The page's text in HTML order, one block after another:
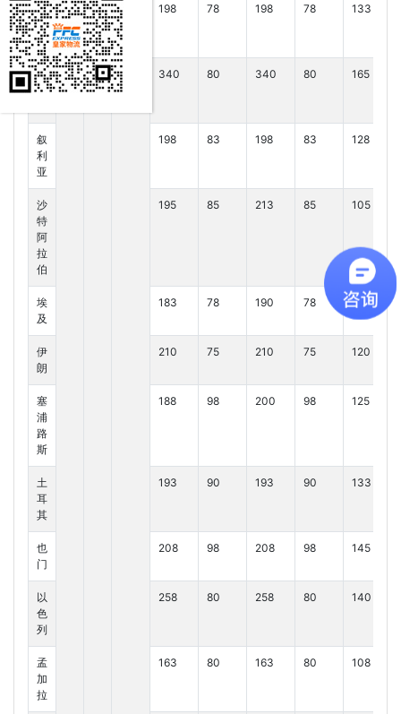
黎
巴
嫩
198 78 198 78 133
伊
拉
340 80 340 80 165
叙
利
亚
198 83 198 83 128
沙
特
阿
拉
伯
195 85 213 85 105
埃
及
183 78 190 78 120
伊
朗
210 75 210 75 120
塞
浦
路
斯
188 98 200 98 125
土
耳
其
193 90 193 90 133
也
门
208 98 208 98 145
以
色
列
258 80 258 80 140
孟
加
拉
163 80 163 80 108